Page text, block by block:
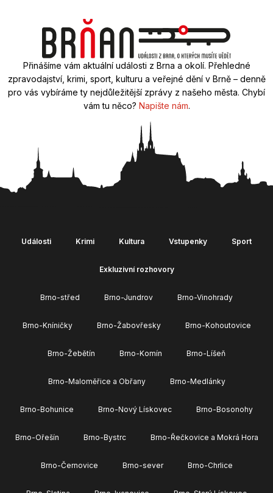
Přinášíme vám aktuální události z Brna a okolí. Přehledné
zpravodajství, krimi, sport, kulturu a veřejné dění v Brně – denně
pro vás vybíráme ty nejdůležitější zprávy z našeho města. Chybí
vám tu něco? Napište nám.
Události Krimi Kultura Vstupenky Sport
Exkluzivní rozhovory
Brno-střed Brno-Jundrov Brno-Vinohrady
Brno-Kníničky Brno-Žabovřesky Brno-Kohoutovice
Brno-Žebětín Brno-Komín Brno-Líšeň
Brno-Maloměřice a Obřany Brno-Medlánky
Brno-Bohunice Brno-Nový Lískovec Brno-Bosonohy
Brno-Ořešín Brno-Bystrc Brno-Řečkovice a Mokrá Hora
Brno-Černovice Brno-sever Brno-Chrlice